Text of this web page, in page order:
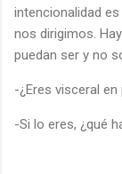
intencionalidad
nos dirigimos.
puedan ser y no
-¿Eres visceral
-Si lo eres, ¿qué